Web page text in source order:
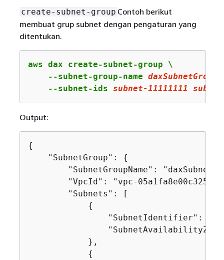
create-subnet-group Contoh berikut
membuat grup subnet dengan pengaturan yang
ditentukan.
aws dax create-subnet-group \
    --subnet-group-name
daxSubnetGroup
    --subnet-ids
subnet-11111111 subnet
Output:
{
    "SubnetGroup":
{
"SubnetGroupName":
"VpcId": "vpc-
        "Subnets": [
{
"SubnetIdentifier":
            },
{